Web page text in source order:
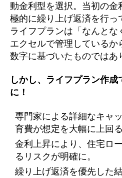
動金利型を選択。当初の金
極的に繰り上げ返済を行っ
ライフプランは「なんと
エクセルで管理しているか
数字に基づいたものではあ
しかし、ライフプラン作
に！
専門家による詳細なキャ
育費が想定を大幅に上回
金利上昇により、住宅ロ
るリスクが明確に。
繰り上げ返済を優先した